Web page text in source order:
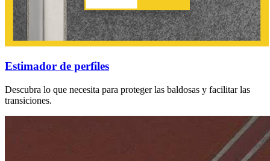
Estimador de perfiles
Descubra lo que necesita para proteger las baldosas y facilitar las
transiciones.